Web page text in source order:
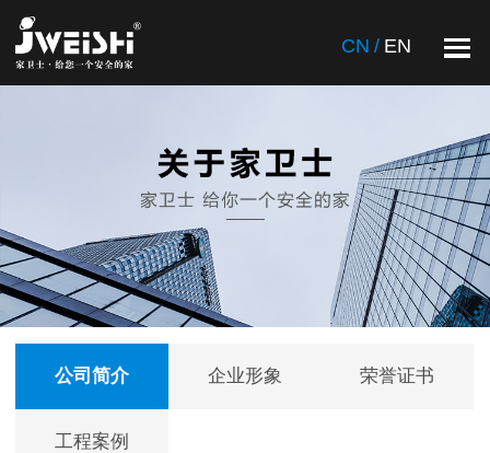
CN / EN
公司简介 企业形象 荣誉证书
工程案例
CN / EN